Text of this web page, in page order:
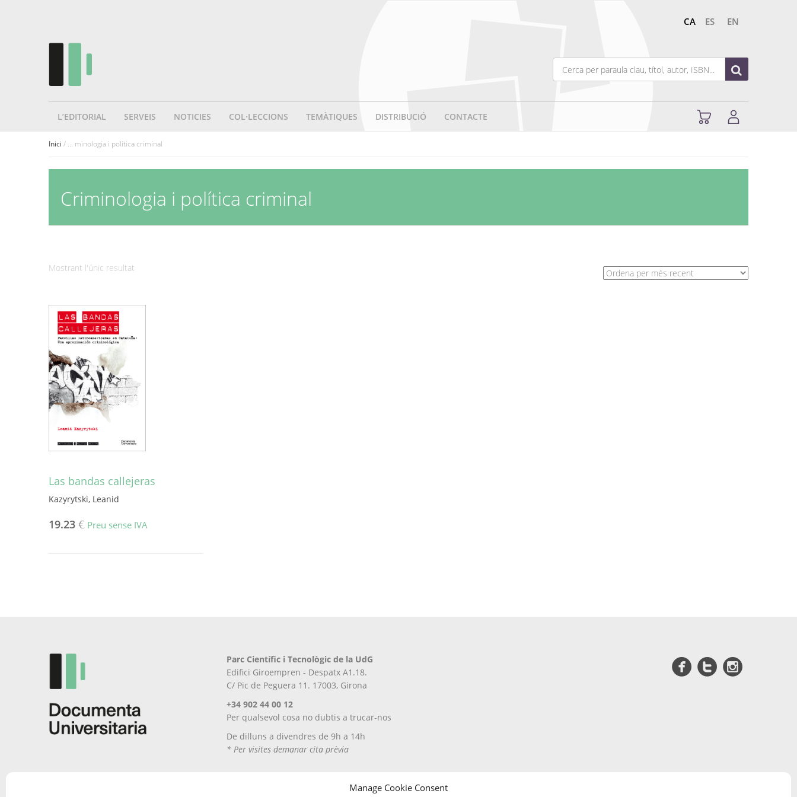
Manage Cookie Consent
CA ES EN
L’EDITORIAL SERVEIS NOTICIES COL·LECCIONS TEMÀTIQUES DISTRIBUCIÓ CONTACTE
Inici / ... minologia i política criminal
Criminologia i política criminal
Mostrant l'únic resultat
Las bandas callejeras
Kazyrytski, Leanid
19.23 € Preu sense IVA
Parc Científic i Tecnològic de la UdG
Edifici Giroempren - Despatx A1.18.
C/ Pic de Peguera 11. 17003, Girona
+34 902 44 00 12
Per qualsevol cosa no dubtis a trucar-nos
De dilluns a divendres de 9h a 14h
* Per visites demanar cita prèvia